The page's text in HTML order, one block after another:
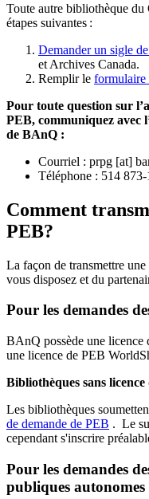
Toute autre bibliothèque du
étapes suivantes :
Demander un sigle
et Archives Canada.
Remplir le formulaire
Pour toute question sur
PEB, communiquez avec
de BAnQ :
Courriel : prpg [at]
Téléphone : 514
Comment
PEB?
La façon de transmettre
vous disposez et du
Pour les demandes
BAnQ possède une licence
une licence de PEB
Bibliothèques sans
Les bibliothèques
de demande de PEB . Le
cependant s'inscrire
Pour les demandes
publiques